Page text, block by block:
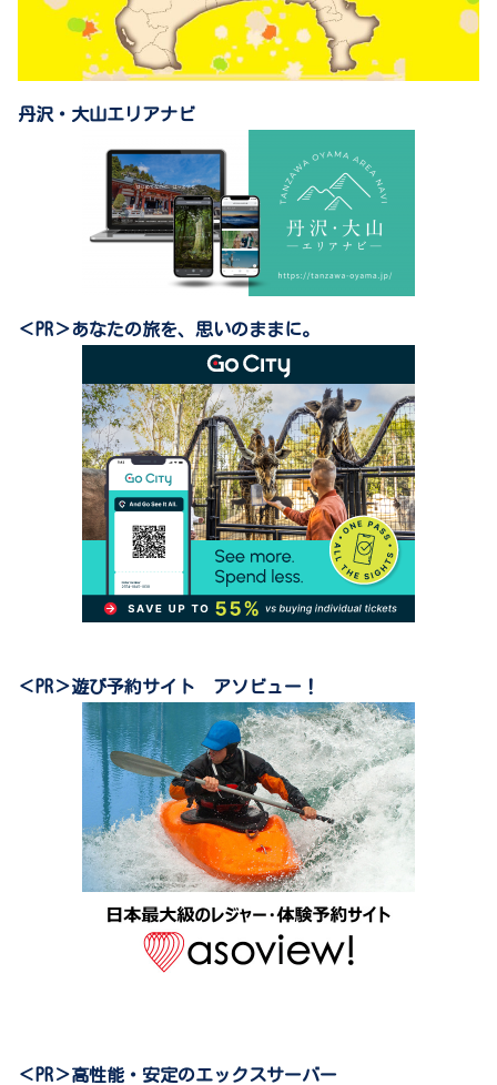
丹沢・大山エリアナビ
＜PR＞あなたの旅を、思いのままに。
＜PR＞遊び予約サイト アソビュー！
＜PR＞高性能・安定のエックスサーバー